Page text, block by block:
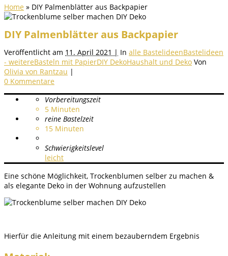
Home » DIY Palmenblätter aus Backpapier
DIY Palmenblätter aus Backpapier
Veröffentlicht am 11. April 2021 | In alle BastelideenBastelideen
- weitereBasteln mit PapierDIY DekoHaushalt und Deko Von
Olivia von Rantzau |
0 Kommentare
Vorbereitungszeit
5 Minuten
reine Bastelzeit
15 Minuten
Schwierigkeitslevel
leicht
Eine schöne Möglichkeit, Trockenblumen selber zu machen &
als elegante Deko in der Wohnung aufzustellen
Hierfür die Anleitung mit einem bezauberndem Ergebnis